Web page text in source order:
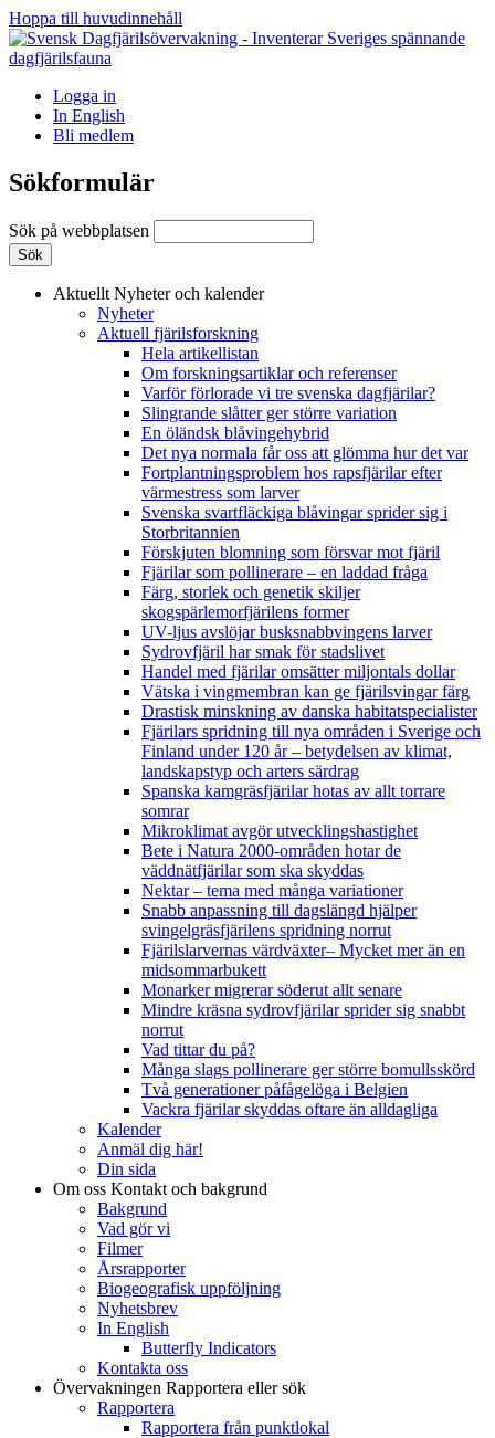
Hoppa till huvudinnehåll
Logga in
In English
Bli medlem
Sökformulär
Sök på webbplatsen
Aktuellt Nyheter och kalender
Nyheter
Aktuell fjärilsforskning
Hela artikellistan
Om forskningsartiklar och referenser
Varför förlorade vi tre svenska dagfjärilar?
Slingrande slåtter ger större variation
En öländsk blåvingehybrid
Det nya normala får oss att glömma hur det var
Fortplantningsproblem hos rapsfjärilar efter
värmestress som larver
Svenska svartfläckiga blåvingar sprider sig i
Storbritannien
Förskjuten blomning som försvar mot fjäril
Fjärilar som pollinerare – en laddad fråga
Färg, storlek och genetik skiljer
skogspärlemorfjärilens former
UV-ljus avslöjar busksnabbvingens larver
Sydrovfjäril har smak för stadslivet
Handel med fjärilar omsätter miljontals dollar
Vätska i vingmembran kan ge fjärilsvingar färg
Drastisk minskning av danska habitatspecialister
Fjärilars spridning till nya områden i Sverige och
Finland under 120 år– betydelsen av klimat,
landskapstyp och arters särdrag
Spanska kamgräsfjärilar hotas av allt torrare
somrar
Mikroklimat avgör utvecklingshastighet
Bete i Natura 2000-områden hotar de
väddnätfjärilar som ska skyddas
Nektar – tema med många variationer
Snabb anpassning till dagslängd hjälper
svingelgräsfjärilens spridning norrut
Fjärilslarvernas värdväxter– Mycket mer än en
midsommarbukett
Monarker migrerar söderut allt senare
Mindre kräsna sydrovfjärilar sprider sig snabbt
norrut
Vad tittar du på?
Många slags pollinerare ger större bomullsskörd
Två generationer påfågelöga i Belgien
Vackra fjärilar skyddas oftare än alldagliga
Kalender
Anmäl dig här!
Din sida
Om oss Kontakt och bakgrund
Bakgrund
Vad gör vi
Filmer
Årsrapporter
Biogeografisk uppföljning
Nyhetsbrev
In English
Butterfly Indicators
Kontakta oss
Övervakningen Rapportera eller sök
Rapportera
Rapportera från punktlokal